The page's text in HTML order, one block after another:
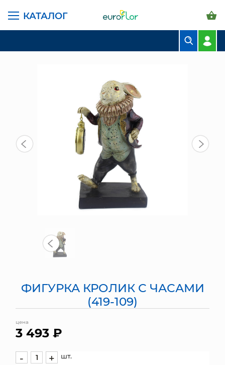
КАТАЛОГ
ЦВЕТЫ В ПАЧКАХ
СВАДЕБНАЯ ФЛОРИСТИКА
КОМНАТНЫЕ РАСТЕНИЯ
ГОРШКИ И КАШПО
ГРУНТЫ И УДОБРЕНИЯ
ПРЕДМЕТЫ ИНТЕРЬЕРА
ЯЩИКИ
СУНДУКИ
ГЛАВНАЯ СТРАНИЦА КАТАЛОГ ПРЕДМЕТЫ ИНТЕРЬЕРА
ФИГУРКА КРОЛИК С ЧАСАМИ
(419-109)
цена
3 493 ₽
- + шт.